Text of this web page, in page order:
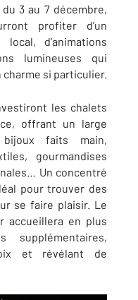
3 au 7 décembre,
profiter d’un
d’animations
lumineuses qui
si particulier.
les chalets
offrant un large
faits main,
gourmandises
Un concentré
pour trouver des
se faire plaisir. Le
accueillera en plus
supplémentaires,
et révélant de